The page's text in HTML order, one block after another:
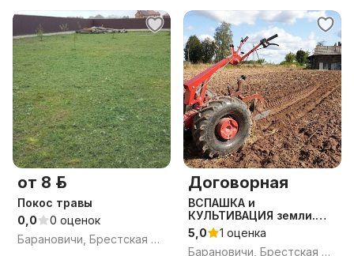
от 8 р.
Покос травы
0,0
0 оценок
Барановичи, Брестская обл.
Договорная
ВСПАШКА и
КУЛЬТИВАЦИЯ земли.
Сделаем почву мягкой и
плодородной.
5,0
1 оценка
Барановичи, Брестская обл.